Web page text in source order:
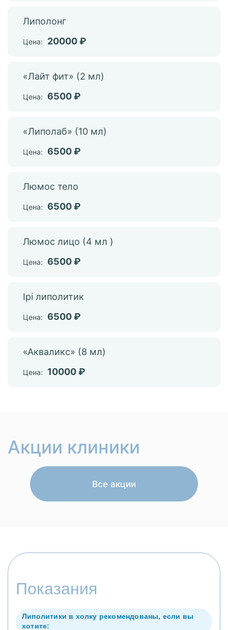
Липолонг
Цена: 20000 ₽
«Лайт фит» (2 мл)
Цена: 6500 ₽
«Липолаб» (10 мл)
Цена: 6500 ₽
Люмос тело
Цена: 6500 ₽
Люмос лицо (4 мл )
Цена: 6500 ₽
Ipi липолитик
Цена: 6500 ₽
«Акваликс» (8 мл)
Цена: 10000 ₽
Акции клиники
Все акции
Показания
Липолитики в холку рекомендованы, если вы
хотите: